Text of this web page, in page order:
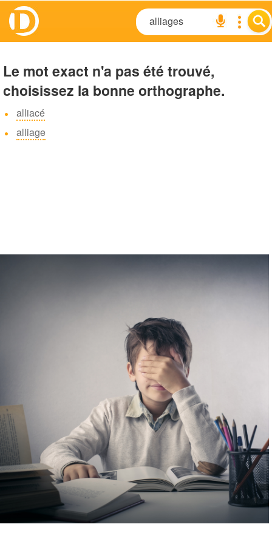
Le mot exact n'a pas été trouvé,
choisissez la bonne orthographe.
alliacé
alliage